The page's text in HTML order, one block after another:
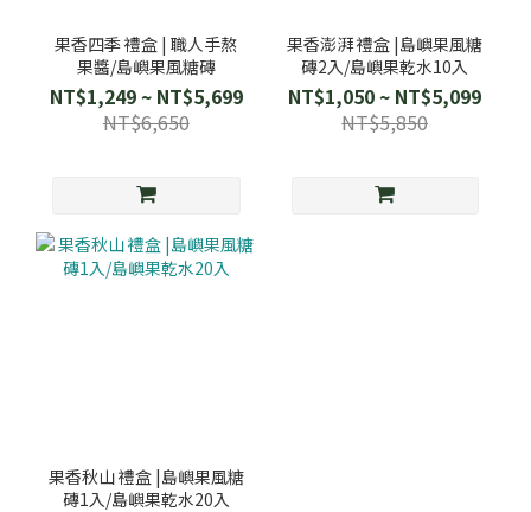
果香四季 禮盒 | 職人手熬
果醬/島嶼果風糖磚
NT$1,249 ~ NT$5,699
NT$6,650
果香澎湃 禮盒 |島嶼果風糖
磚2入/島嶼果乾水10入
NT$1,050 ~ NT$5,099
NT$5,850
果香秋山 禮盒 |島嶼果風糖
磚1入/島嶼果乾水20入